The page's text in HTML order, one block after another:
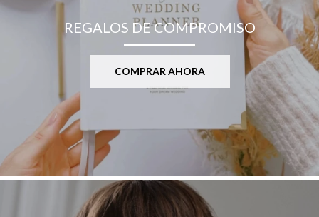
REGALOS DE COMPROMISO
COMPRAR AHORA